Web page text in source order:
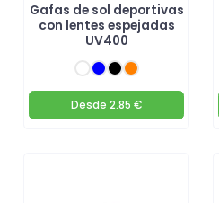
Gafas de sol deportivas
con lentes espejadas
UV400
Desde 2.85 €